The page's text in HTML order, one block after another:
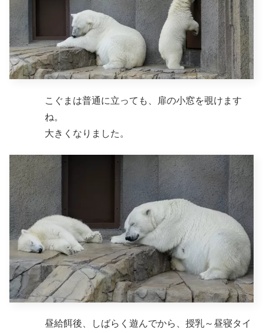
こぐまは普通に立っても、扉の小窓を覗けます
ね。
大きくなりました。
昼給餌後、しばらく遊んでから、授乳～昼寝タイ